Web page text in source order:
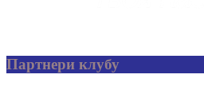
Партнери клубу